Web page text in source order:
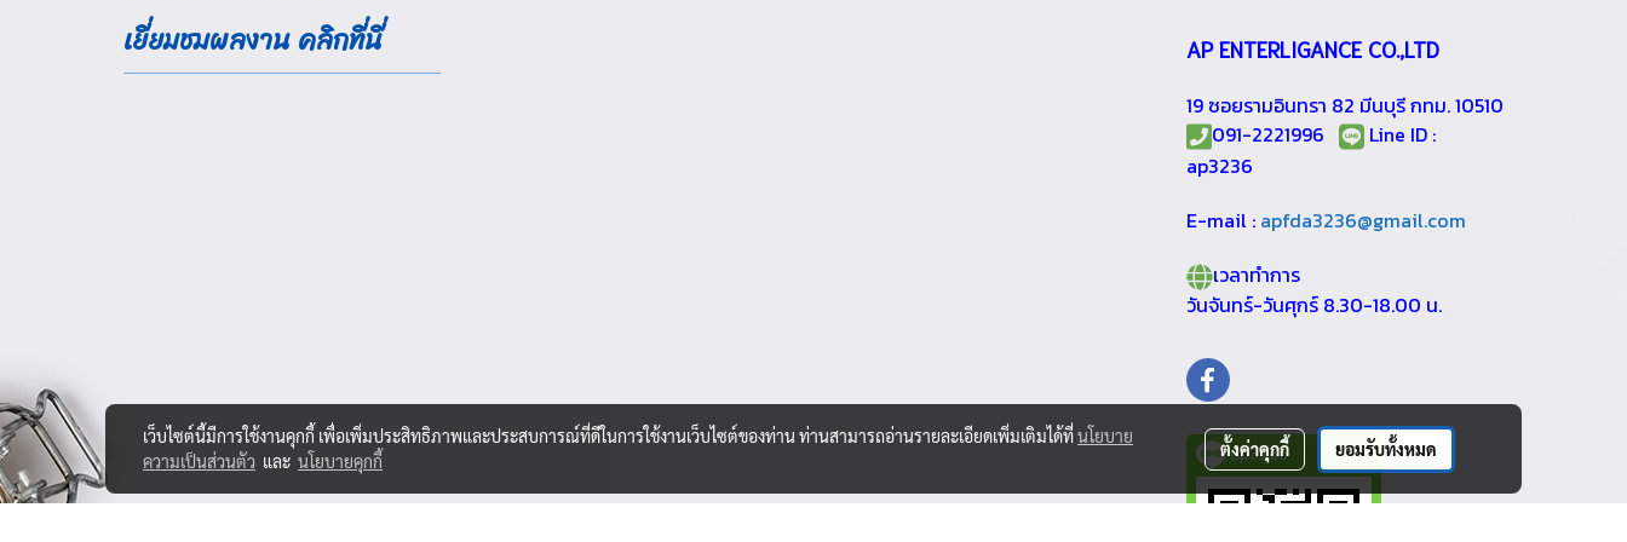
เยี่ยมชมผลงาน คลิกที่นี่
AP ENTERLIGANCE CO.,LTD
19 ซอยรามอินทรา 82 มีนบุรี กทม. 10510
091-2221996
Line ID :
ap3236
E-mail : apfda3236@gmail.com
เวลาทำการ
วันจันทร์-วันศุกร์ 8.30-18.00 น.
ap3236
เว็บไซต์นี้มีการใช้งานคุกกี้ เพื่อเพิ่มประสิทธิภาพและประสบการณ์ที่ดีในการใช้งานเว็บไซต์ของท่าน ท่านสามารถอ่านรายละเอียดเพิ่มเติมได้ที่นโยบาย
ความเป็นส่วนตัว และ นโยบายคุกกี้
ตั้งค่าคุกกี้ ยอมรับทั้งหมด